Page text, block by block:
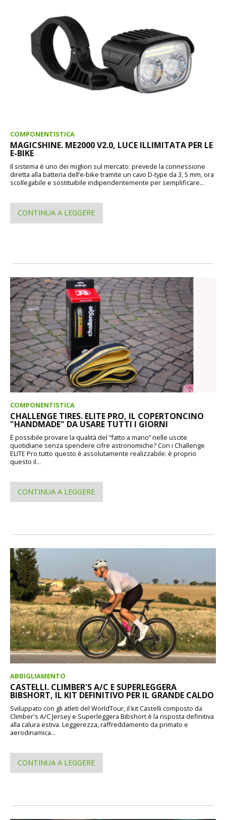
COMPONENTISTICA
MAGICSHINE. ME2000 V2.0, LUCE ILLIMITATA PER LE
E-BIKE
Il sistema è uno dei migliori sul mercato: prevede la connessione
diretta alla batteria dell’e-bike tramite un cavo D-type da 3, 5 mm, ora
scollegabile e sostituibile indipendentemente per semplificare...
CONTINUA A LEGGERE
COMPONENTISTICA
CHALLENGE TIRES. ELITE PRO, IL COPERTONCINO
"HANDMADE" DA USARE TUTTI I GIORNI
È possibile provare la qualità del “fatto a mano” nelle uscite
quotidiane senza spendere cifre astronomiche? Con i Challenge
ELITE Pro tutto questo è assolutamente realizzabile: è proprio
questo il...
CONTINUA A LEGGERE
ABBIGLIAMENTO
CASTELLI. CLIMBER'S A/C E SUPERLEGGERA
BIBSHORT, IL KIT DEFINITIVO PER IL GRANDE CALDO
Sviluppato con gli atleti del WorldTour, il kit Castelli composto da
Climber's A/C Jersey e Superleggera Bibshort è la risposta definitiva
alla calura estiva. Leggerezza, raffreddamento da primato e
aerodinamica...
CONTINUA A LEGGERE